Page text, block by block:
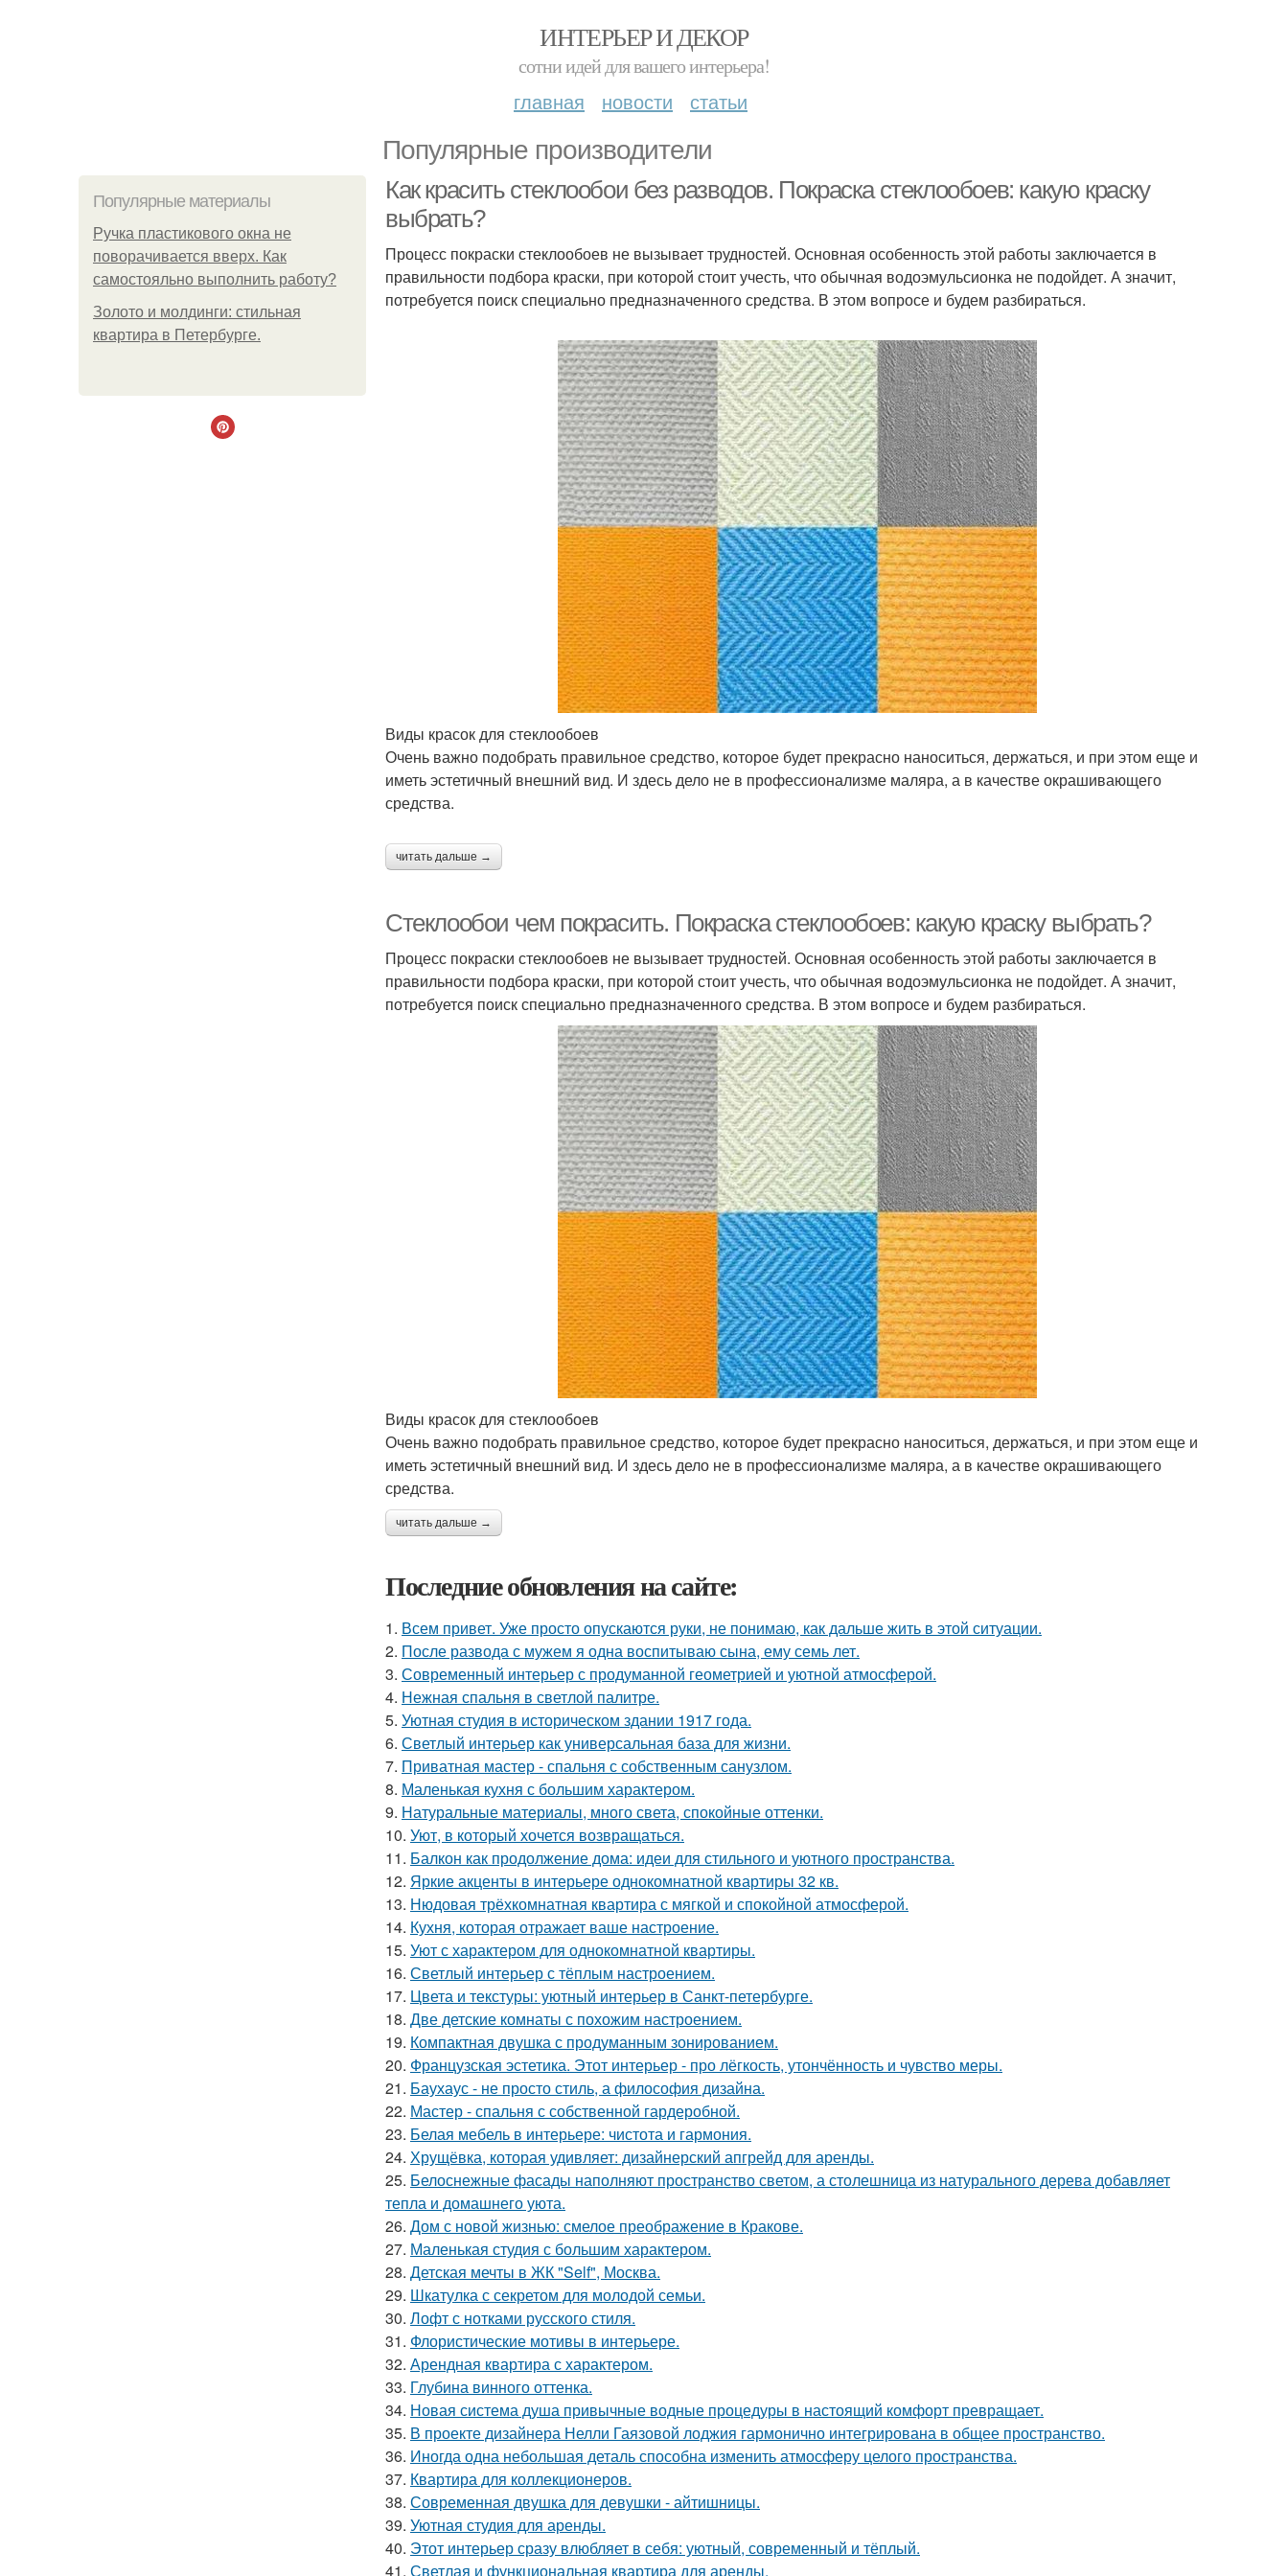
ИНТЕРЬЕР И ДЕКОР
сотни идей для вашего интерьера!
главная новости статьи
Популярные производители
Популярные материалы
Ручка пластикового окна не
поворачивается вверх. Как
самостояльно выполнить работу?
Золото и молдинги: стильная
квартира в Петербурге.
Как красить стеклообои без разводов. Покраска стеклообоев: какую краску
выбрать?
Процесс покраски стеклообоев не вызывает трудностей. Основная особенность этой работы заключается в
правильности подбора краски, при которой стоит учесть, что обычная водоэмульсионка не подойдет. А значит,
потребуется поиск специально предназначенного средства. В этом вопросе и будем разбираться.
Виды красок для стеклообоев
Очень важно подобрать правильное средство, которое будет прекрасно наноситься, держаться, и при этом еще и
иметь эстетичный внешний вид. И здесь дело не в профессионализме маляра, а в качестве окрашивающего
средства.
читать дальше →
Стеклообои чем покрасить. Покраска стеклообоев: какую краску выбрать?
Процесс покраски стеклообоев не вызывает трудностей. Основная особенность этой работы заключается в
правильности подбора краски, при которой стоит учесть, что обычная водоэмульсионка не подойдет. А значит,
потребуется поиск специально предназначенного средства. В этом вопросе и будем разбираться.
Виды красок для стеклообоев
Очень важно подобрать правильное средство, которое будет прекрасно наноситься, держаться, и при этом еще и
иметь эстетичный внешний вид. И здесь дело не в профессионализме маляра, а в качестве окрашивающего
средства.
читать дальше →
Последние обновления на сайте:
1. Всем привет. Уже просто опускаются руки, не понимаю, как дальше жить в этой ситуации.
2. После развода с мужем я одна воспитываю сына, ему семь лет.
3. Современный интерьер с продуманной геометрией и уютной атмосферой.
4. Нежная спальня в светлой палитре.
5. Уютная студия в историческом здании 1917 года.
6. Светлый интерьер как универсальная база для жизни.
7. Приватная мастер - спальня с собственным санузлом.
8. Маленькая кухня с большим характером.
9. Натуральные материалы, много света, спокойные оттенки.
10. Уют, в который хочется возвращаться.
11. Балкон как продолжение дома: идеи для стильного и уютного пространства.
12. Яркие акценты в интерьере однокомнатной квартиры 32 кв.
13. Нюдовая трёхкомнатная квартира с мягкой и спокойной атмосферой.
14. Кухня, которая отражает ваше настроение.
15. Уют с характером для однокомнатной квартиры.
16. Светлый интерьер с тёплым настроением.
17. Цвета и текстуры: уютный интерьер в Санкт-петербурге.
18. Две детские комнаты с похожим настроением.
19. Компактная двушка с продуманным зонированием.
20. Французская эстетика. Этот интерьер - про лёгкость, утончённость и чувство меры.
21. Баухаус - не просто стиль, а философия дизайна.
22. Мастер - спальня с собственной гардеробной.
23. Белая мебель в интерьере: чистота и гармония.
24. Хрущёвка, которая удивляет: дизайнерский апгрейд для аренды.
25. Белоснежные фасады наполняют пространство светом, а столешница из натурального дерева добавляет
тепла и домашнего уюта.
26. Дом с новой жизнью: смелое преображение в Кракове.
27. Маленькая студия с большим характером.
28. Детская мечты в ЖК "Self", Москва.
29. Шкатулка с секретом для молодой семьи.
30. Лофт с нотками русского стиля.
31. Флористические мотивы в интерьере.
32. Арендная квартира с характером.
33. Глубина винного оттенка.
34. Новая система душа привычные водные процедуры в настоящий комфорт превращает.
35. В проекте дизайнера Нелли Гаязовой лоджия гармонично интегрирована в общее пространство.
36. Иногда одна небольшая деталь способна изменить атмосферу целого пространства.
37. Квартира для коллекционеров.
38. Современная двушка для девушки - айтишницы.
39. Уютная студия для аренды.
40. Этот интерьер сразу влюбляет в себя: уютный, современный и тёплый.
41. Светлая и функциональная квартира для аренды.